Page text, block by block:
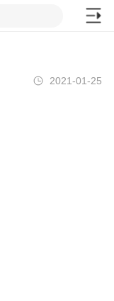
2021-01-25